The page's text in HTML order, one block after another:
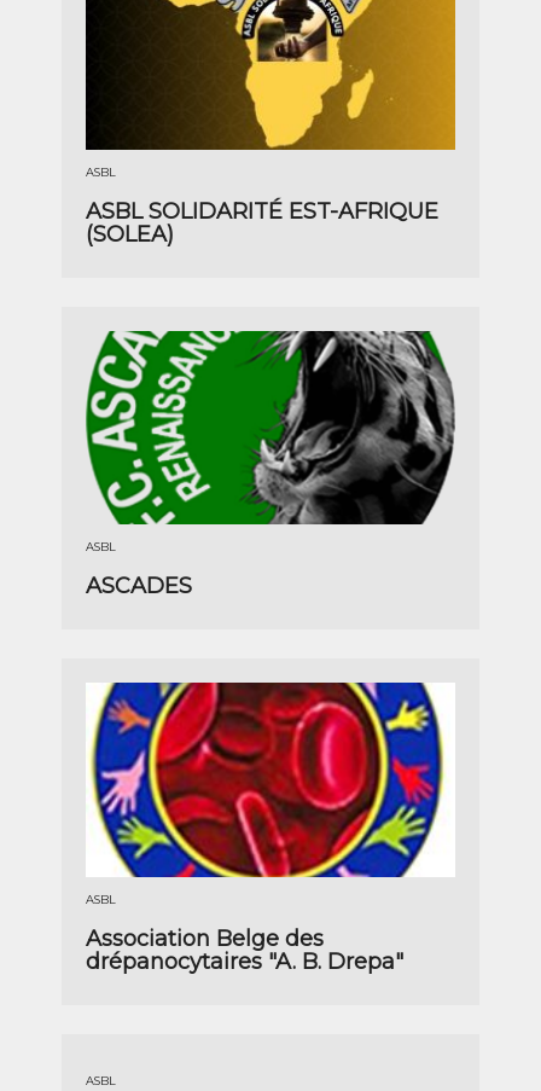
ASBL
ASBL SOLIDARITÉ EST-AFRIQUE
(SOLEA)
ASBL
ASCADES
ASBL
Association Belge des
drépanocytaires "A. B. Drepa"
ASBL